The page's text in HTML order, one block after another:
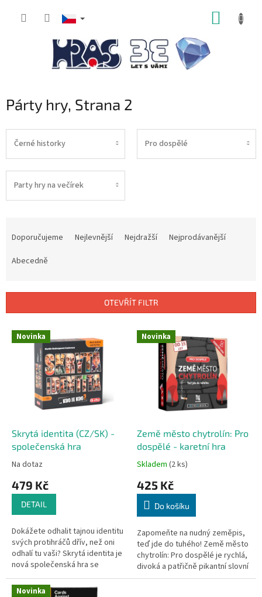
Párty hry, Strana 2
Černé historky Pro dospělé
Party hry na večírek
r
Doporučujeme Nejlevnější Nejdražší
Nejprodávanější
Abecedně
OTEVŘÍT FILTR
V Novinka
Skrytá identita (CZ/SK) -
společenská hra
Na dotaz
479 Kč
DETAIL
Dokážete odhalit tajnou identitu
svých protihráčů dřív, než oni
odhalí tu vaši? Skrytá identita je
nová společenská hra se
snadnými pravidly, která
spolehlivě rozproudí zábavu...
Novinka
Země město chytrolín: Pro
dospělé - karetní hra
Skladem (2 ks)
425 Kč
Do košíku
Zapomeňte na nudný zeměpis,
teď jde do tuhého! Země město
chytrolín: Pro dospělé je rychlá,
divoká a patřičně pikantní slovní
hra na motivy klasické hry z
Novinka